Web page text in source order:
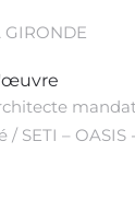
GIRONDE
SETI – OASIS